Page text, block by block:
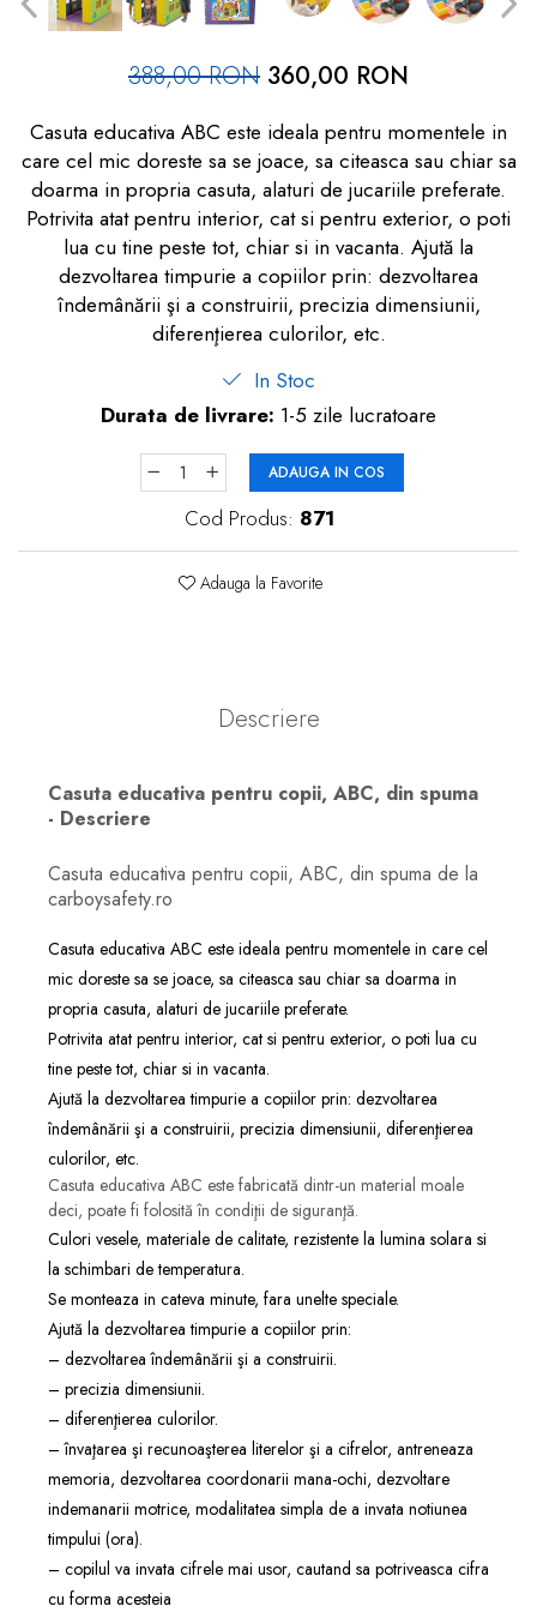
dopuri de urechi
Produse îngrijire copii
388,00 RON 360,00 RON
Casuta educativa ABC este ideala pentru momentele in
care cel mic doreste sa se joace, sa citeasca sau chiar sa
doarma in propria casuta, alaturi de jucariile preferate.
Potrivita atat pentru interior, cat si pentru exterior, o poti
lua cu tine peste tot, chiar si in vacanta. Ajută la
dezvoltarea timpurie a copiilor prin: dezvoltarea
îndemânării şi a construirii, precizia dimensiunii,
diferenţierea culorilor, etc.
In Stoc
Durata de livrare: 1-5 zile lucratoare
ADAUGA IN COS
Cod Produs: 871
Adauga la Favorite
Descriere
Casuta educativa pentru copii, ABC, din spuma
- Descriere
Casuta educativa pentru copii, ABC, din spuma de la
carboysafety.ro
Casuta educativa ABC este ideala pentru momentele in care cel
mic doreste sa se joace, sa citeasca sau chiar sa doarma in
propria casuta, alaturi de jucariile preferate.
Potrivita atat pentru interior, cat si pentru exterior, o poti lua cu
tine peste tot, chiar si in vacanta.
Ajută la dezvoltarea timpurie a copiilor prin: dezvoltarea
îndemânării şi a construirii, precizia dimensiunii, diferenţierea
culorilor, etc.
Casuta educativa ABC este fabricată dintr-un material moale
deci, poate fi folosită în condiţii de siguranţă.
Culori vesele, materiale de calitate, rezistente la lumina solara si
la schimbari de temperatura.
Se monteaza in cateva minute, fara unelte speciale.
Ajută la dezvoltarea timpurie a copiilor prin:
– dezvoltarea îndemânării şi a construirii.
– precizia dimensiunii.
– diferenţierea culorilor.
– învaţarea şi recunoaşterea literelor şi a cifrelor, antreneaza
memoria, dezvoltarea coordonarii mana-ochi, dezvoltare
indemanarii motrice, modalitatea simpla de a invata notiunea
timpului (ora).
– copilul va invata cifrele mai usor, cautand sa potriveasca cifra
cu forma acesteia